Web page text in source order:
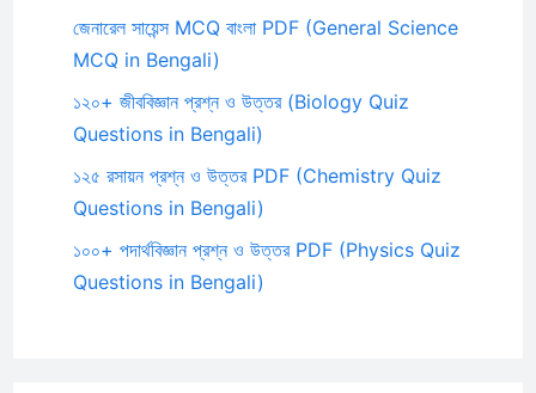
জেনারেল সায়েন্স MCQ বাংলা PDF (General Science
MCQ in Bengali)
১২০+ জীববিজ্ঞান প্রশ্ন ও উত্তর (Biology Quiz
Questions in Bengali)
১২৫ রসায়ন প্রশ্ন ও উত্তর PDF (Chemistry Quiz
Questions in Bengali)
১০০+ পদার্থবিজ্ঞান প্রশ্ন ও উত্তর PDF (Physics Quiz
Questions in Bengali)